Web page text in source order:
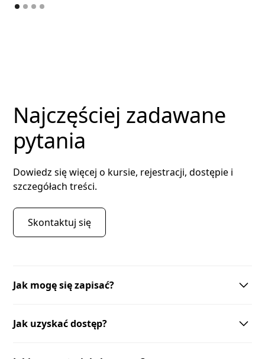
Najczęściej zadawane
pytania
Dowiedz się więcej o kursie, rejestracji, dostępie i
szczegółach treści.
Skontaktuj się
Jak mogę się zapisać?
Wypełnij formularz i dokonaj płatności. Otrzymasz
Jak uzyskać dostęp?